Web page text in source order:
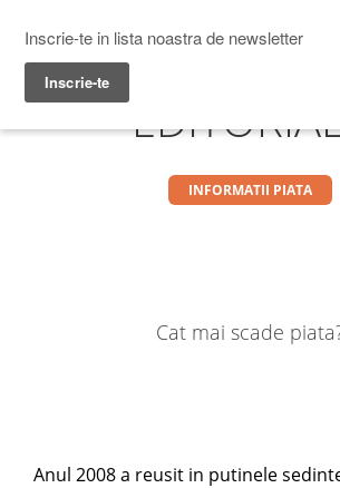
Menu
Prime Transaction
INFORMATII PIATA
Cat mai scade
Anul 2008 a reusit in putinele